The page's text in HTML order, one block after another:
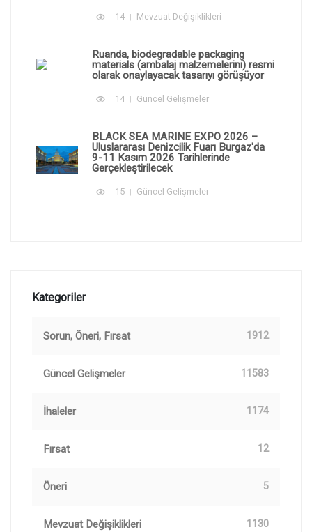
14 Mevzuat Değişiklikleri
Ruanda, biodegradable packaging
materials (ambalaj malzemelerini) resmi
olarak onaylayacak tasarıyı görüşüyor
14 Güncel Gelişmeler
BLACK SEA MARINE EXPO 2026 –
Uluslararası Denizcilik Fuarı Burgaz'da
9-11 Kasım 2026 Tarihlerinde
Gerçekleştirilecek
15 Güncel Gelişmeler
Kategoriler
Sorun, Öneri, Fırsat 1912
Güncel Gelişmeler 11583
İhaleler 1174
Fırsat 12
Öneri 5
Mevzuat Değişiklikleri 1130